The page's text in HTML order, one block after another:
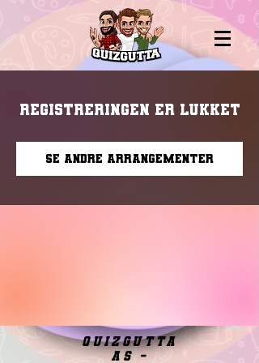
Registreringen er lukket
Se andre arrangementer
quizgutta
as -